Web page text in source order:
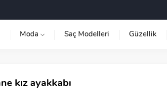
Moda Saç Modelleri Güzellik
kız ayakkabı